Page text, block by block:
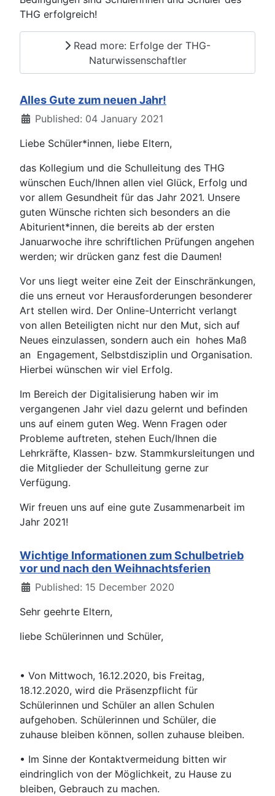
THG erfolgreich!
Read more: Erfolge der THG-
Naturwissenschaftler
Alles Gute zum neuen Jahr!
DetailsPublished: 04 January 2021
Liebe Schüler*innen, liebe Eltern,
das Kollegium und die Schulleitung des THG
wünschen Euch/Ihnen allen viel Glück, Erfolg und
vor allem Gesundheit für das Jahr 2021. Unsere
guten Wünsche richten sich besonders an die
Abiturient*innen, die bereits ab der ersten
Januarwoche ihre schriftlichen Prüfungen angehen
werden; wir drücken ganz fest die Daumen!
Vor uns liegt weiter eine Zeit der Einschränkungen,
die uns erneut vor Herausforderungen besonderer
Art stellen wird. Der Online-Unterricht verlangt
von allen Beteiligten nicht nur den Mut, sich auf
Neues einzulassen, sondern auch ein hohes Maß
an Engagement, Selbstdisziplin und Organisation.
Hierbei wünschen wir viel Erfolg.
Im Bereich der Digitalisierung haben wir im
vergangenen Jahr viel dazu gelernt und befinden
uns auf einem guten Weg. Wenn Fragen oder
Probleme auftreten, stehen Euch/Ihnen die
Lehrkräfte, Klassen- bzw. Stammkursleitungen und
die Mitglieder der Schulleitung gerne zur
Verfügung.
Wir freuen uns auf eine gute Zusammenarbeit im
Jahr 2021!
Wichtige Informationen zum Schulbetrieb
vor und nach den Weihnachtsferien
DetailsPublished: 15 December 2020
Sehr geehrte Eltern,
liebe Schülerinnen und Schüler,
• Von Mittwoch, 16.12.2020, bis Freitag,
18.12.2020, wird die Präsenzpflicht für
Schülerinnen und Schüler an allen Schulen
aufgehoben. Schülerinnen und Schüler, die
zuhause bleiben können, sollen zuhause bleiben.
• Im Sinne der Kontaktvermeidung bitten wir
eindringlich von der Möglichkeit, zu Hause zu
bleiben, Gebrauch zu machen.